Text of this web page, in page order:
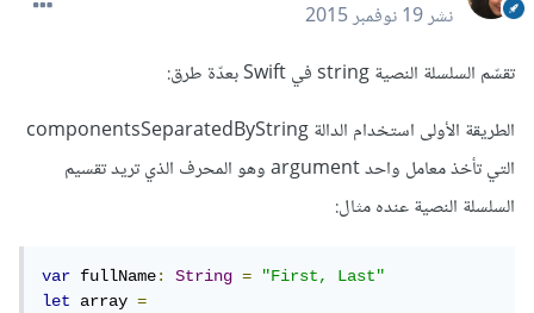
نشر19 نوفمبر 2015
تقسّم السلسلة النصية string في Swift بعدّة طرق:
الطريقة الأولى استخدام الدالة componentsSeparatedByString
التي تأخذ معامل واحد argument وهو المحرف الذي تريد تقسيم
السلسلة النصية عنده مثال:
var fullName: String =
"First, Last"
let
array =